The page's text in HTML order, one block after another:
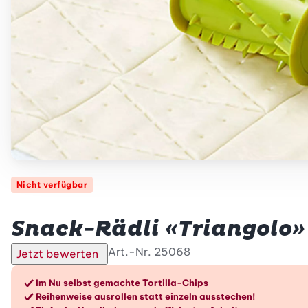
Nicht verfügbar
Snack-Rädli «Triangolo»
Jetzt bewerten Art.-Nr. 25068
Die Vorteile im
Im Nu selbst gemachte Tortilla-Chips
Reihenweise ausrollen statt einzeln ausstechen!